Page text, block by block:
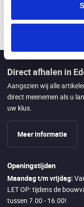
Bekijk
Direct afhalen in
Aangezien wij alle
direct meenemen als u
uw klus.
Meer informatie
Openingstijden
Maandag t/m vrijdag:
LET OP: tijdens de
tussen 7.00 - 16.00!